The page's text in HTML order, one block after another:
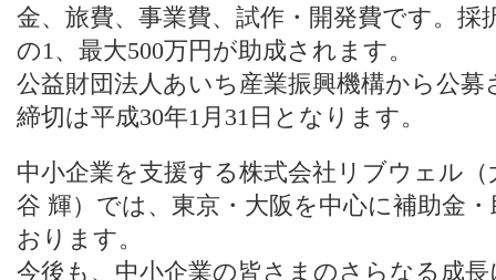
金、旅費、事業費、試作・開発費です。採
の1、最大500万円が助成されます。
公益財団法人あいち産業振興機構から公
締切は平成30年1月31日となります。
中小企業を支援する株式会社リブウェル
谷 輝）では、東京・大阪を中心に補助金
おります。
今後も、中小企業の皆さまのさらなる成